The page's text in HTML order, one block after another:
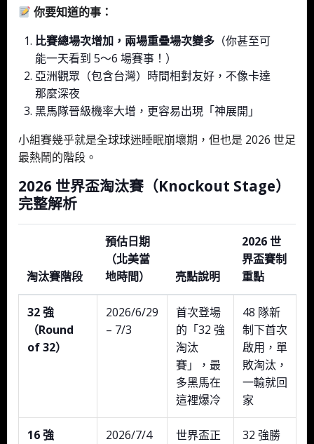
你要知道的事：
比賽總場次增加，兩場重疊場次變多 （你甚至可
能一天看到 5～6 場賽事！）
亞洲觀眾（包含台灣）時間相對友好，不像卡達
那麼深夜
黑馬隊晉級機率大增，更容易出現「神展開」
小組賽幾乎就是全球球迷睡眠崩壞期，但也是 2026 世足
最熱鬧的階段。
2026 世界盃淘汰賽（Knockout Stage）
完整解析
淘汰賽階段
預估日期
（北美當
地時間）
亮點說明
2026 世
界盃賽制
重點
32 強
（Round
of 32）
2026/6/29
– 7/3
首次登場
的「32 強
淘汰
賽」，最
多黑馬在
這裡爆冷
48 隊新
制下首次
啟用，單
敗淘汰，
一輸就回
家
16 強
2026/7/4
世界盃正
32 強勝